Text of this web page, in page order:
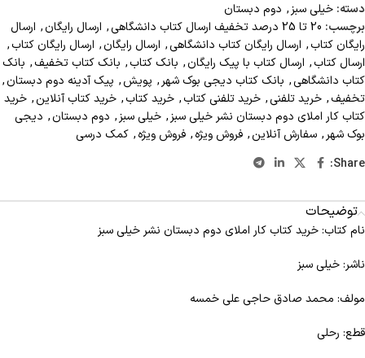
دسته: خیلی سبز, دوم دبستان
برچسب: 20 تا 25 درصد تخفيف ارسال کتاب دانشگاهی , ارسال رايگان, ارسال
رايگان کتاب, ارسال رايگان کتاب دانشگاهي, ارسال رایگان, ارسال رایگان کتاب,
ارسال کتاب, ارسال کتاب با پيک رايگان, بانک کتاب, بانک کتاب تخفيف, بانک
کتاب دانشگاهی, بانک کتاب دیجی بوک شهر, پویش, پیک آدینه دوم دبستان,
تخفیف, خريد تلفني, خرید تلفنی کتاب, خرید کتاب, خرید کتاب آنلاین, خرید
کتاب کار املای دوم دبستان نشر خیلی سبز, خیلی سبز, دوم دبستان, دیجی
بوک شهر, سفارش آنلاين, فروش ويژه, فروش ویژه, کمک درسی
Share:
توضیحات
نام کتاب: خرید کتاب کار املای دوم دبستان نشر خیلی سبز
ناشر: خیلی سبز
مولف: محمد صادق حاجی علی خمسه
قطع: رحلی